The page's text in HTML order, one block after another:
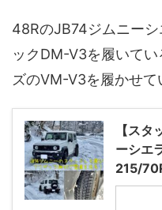
48RのJB74ジムニー
ックDM-V3を履いて
ズのVM-V3を履かせて
【ス
ーシエ
215/